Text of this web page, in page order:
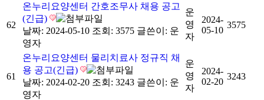
62
온누리요양센터 간호조무사 채용 공고
(긴급)
날짜: 2024-05-10 조회: 3575 글쓴이: 운
영자
운
영
자
2024-
05-10
3575
61
온누리요양센터 물리치료사 정규직 채
용 공고(긴급)
날짜: 2024-02-20 조회: 3243 글쓴이: 운
영자
운
영
자
2024-
02-20
3243